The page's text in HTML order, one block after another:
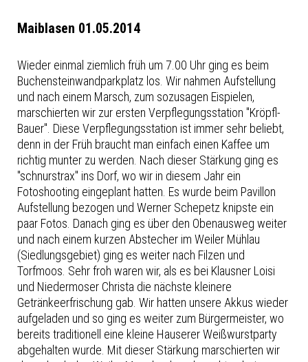
Maiblasen 01.05.2014
Wieder einmal ziemlich früh um 7.00 Uhr ging es beim
Buchensteinwandparkplatz los. Wir nahmen Aufstellung
und nach einem Marsch, zum sozusagen Eispielen,
marschierten wir zur ersten Verpflegungsstation "Kröpfl-
Bauer". Diese Verpflegungsstation ist immer sehr beliebt,
denn in der Früh braucht man einfach einen Kaffee um
richtig munter zu werden. Nach dieser Stärkung ging es
"schnurstrax" ins Dorf, wo wir in diesem Jahr ein
Fotoshooting eingeplant hatten. Es wurde beim Pavillon
Aufstellung bezogen und Werner Schepetz knipste ein
paar Fotos. Danach ging es über den Obenausweg weiter
und nach einem kurzen Abstecher im Weiler Mühlau
(Siedlungsgebiet) ging es weiter nach Filzen und
Torfmoos. Sehr froh waren wir, als es bei Klausner Loisi
und Niedermoser Christa die nächste kleinere
Getränkeerfrischung gab. Wir hatten unsere Akkus wieder
aufgeladen und so ging es weiter zum Bürgermeister, wo
bereits traditionell eine kleine Hauserer Weißwurstparty
abgehalten wurde. Mit dieser Stärkung marschierten wir